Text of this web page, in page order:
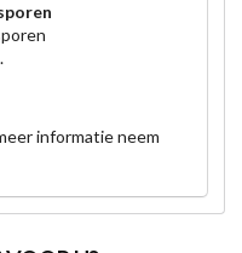
informatie neem